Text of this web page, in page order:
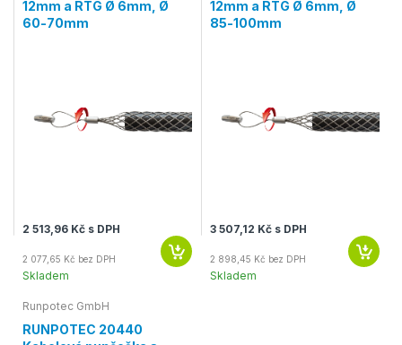
12mm a RTG Ø 6mm, Ø
60-70mm
2 513,96 Kč s DPH
2 077,65 Kč bez DPH
Skladem
12mm a RTG Ø 6mm, Ø
85-100mm
3 507,12 Kč s DPH
2 898,45 Kč bez DPH
Skladem
Runpotec GmbH
RUNPOTEC 20440